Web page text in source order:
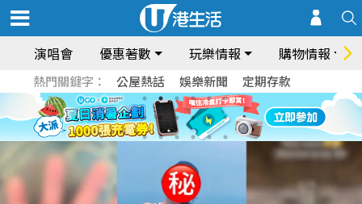
演唱會 優惠著數 玩樂情報 購物情報
熱門關鍵字： 公屋熱話 娛樂新聞 定期存款